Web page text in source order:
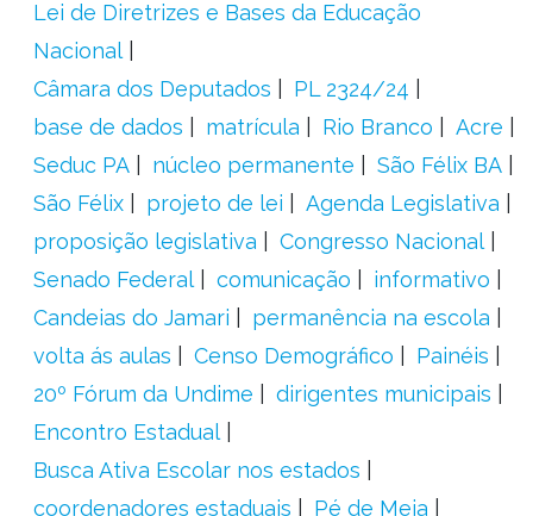
Lei de Diretrizes e Bases da Educação
Nacional
Câmara dos Deputados
PL 2324/24
base de dados
matrícula Rio Branco
Acre
Seduc PA
núcleo permanente
São Félix BA
São Félix
projeto de lei
Agenda Legislativa
proposição legislativa
Congresso Nacional
Senado Federal
comunicação
informativo
Candeias do Jamari
permanência na escola
volta ás aulas
Censo Demográfico
Painéis
20º Fórum da Undime
dirigentes municipais
Encontro Estadual
Busca Ativa Escolar nos estados
coordenadores estaduais
Pé de Meia